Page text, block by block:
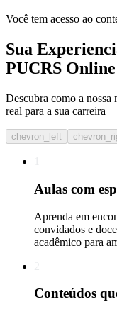
Você tem acesso ao
Sua
PUCRS Online
Descubra como a
real para a sua carreira​
chevron_left
Aulas com
Aprenda em
convidados e
acadêmico para
Conteúdos